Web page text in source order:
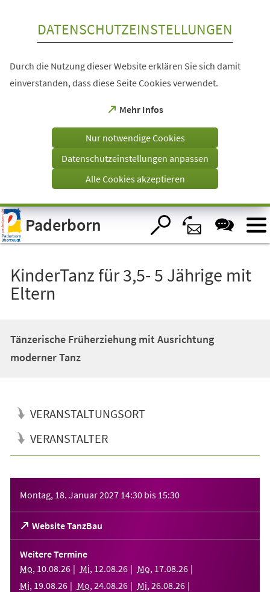
Visuelle
Assistenzsoftware
öffnen.
DATENSCHUTZEINSTELLUNGEN
Durch die Nutzung dieser Website erklären Sie sich damit
einverstanden, dass diese Seite Cookies verwendet.
Mehr Infos
(Öffnet
einem
Tab)
Nur notwendige Cookies
Datenschutzeinstellungen anpassen
Alle Cookies akzeptieren
Paderborn
KinderTanz für 3,5- 5 Jährige mit
Eltern
Tänzerische Früherziehung mit Ausrichtung
moderner Tanz
VERANSTALTUNGSORT
VERANSTALTER
Montag, 18. Januar 2027 14:30 bis 15:30
Website TanzBau
(Öffnet
in
einem
neuen
Tab)
Weitere Termine
Mo, 10.08.26 Mi, 12.08.26 Mo, 17.08.26
Mi, 19.08.26 Mo, 24.08.26 Mi, 26.08.26